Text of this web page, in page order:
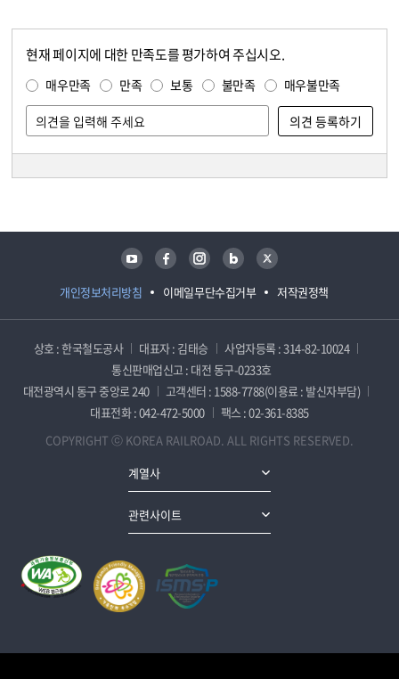
현재 페이지에 대한 만족도를 평가하여 주십시오.
매우만족 만족 보통 불만족 매우불만족
개인정보처리방침 이메일무단수집거부 저작권정책
유튜브 페이스북 인스타그램 블로그 트위터
상호 : 한국철도공사 대표자 : 김태승
사업자등록 : 314-82-10024
통신판매업신고 : 대전 동구-0233호
대전광역시 동구 중앙로 240
고객센터 : 1588-7788(이용료 : 발신자부담)
대표전화 : 042-472-5000
팩스 : 02-361-8385
COPYRIGHT ⓒ KOREA RAILROAD. ALL RIGHTS RESERVED.
계열사
관련사이트